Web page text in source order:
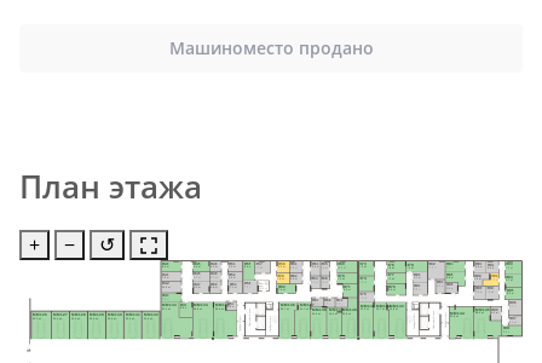
Машиноместо продано
План этажа
+ − ↺
Тамбур-шлюз Лифтовый холл Лифтовый холл
Тамбур-шлюз Тамбур-шлюз Тамбур-шлюз
Пом. уб.
4.6 м²
MM126
22.3 м²
MM127
22.3 м²
MM128
22.3 м²
MM129
22.3 м²
MM130
22.3 м²
MM131
22.3 м²
MM132
22.3 м²
MM133
37.1 м²
MM134
30.9 м²
MM135
29.9 м²
MM136
23.7 м²
MM137
MM138
20.2 м²
MM139
19.4 м²
MM140
22.8 м²
MM141
21.5 м²
MM142MM143
24.8 м²
MM144
31.8 м²
MM145
28.0 м²
H40
8.9 м²
H41
7.9 м²
H42
10.0 м²
H43
7.5 м²
H44
8.0 м²
H45
6.9 м²
H46
6.7 м²
H47
8.0 м²
H48
5.0 м²
H49
4.7 м²
H50
5.8 м²
H51
6.2 м²
H52
5.9 м²
H53
H54
3.9 м²
H55
9.4 м²
H56
7.8 м²
H57
7.7 м²
H58
6.2 м²
H59
5.8 м²
H60
H61
H62
5.5 м²
H63
5.9 м²
H64
H65
H66
4.8 м²
H67 H68
H69
H70
9.2 м²
H71
8.4 м²
H72
H73
9.2 м²
H74
9.8 м²
H75
H76
8.8 м²
H77
8.5 м²
H78
8.9 м²
H79
9.4 м²
H80
6.7 м²
H81
7.3 м²
H82
13.5 м²
H83
H84
8.4 м²
H85
9.8 м²
H86
5.6 м²
H87
5.9 м²
H88
6.4 м²
H89
7.0 м²
H90
H91
6.5 м²
H92
6.0 м²
H93
H94
8.7 м²
H95
8.4 м²
H96
H97
H98
8.4 м²
H99
6.2 м²